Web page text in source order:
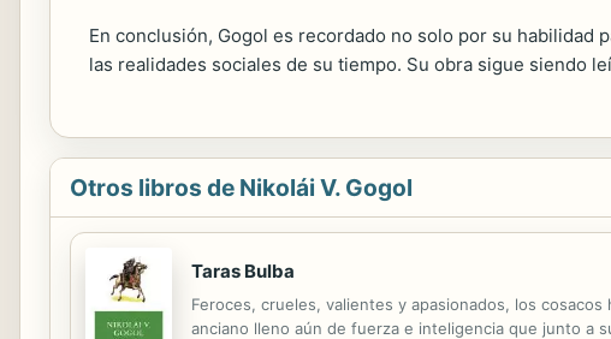
En conclusión, Gogol es recordado no solo por su habilidad
las realidades sociales de su tiempo. Su obra sigue siendo
Otros libros de Nikolái V. Gogol
Taras Bulba
Feroces, crueles, valientes y apasionados, los
anciano lleno aún de fuerza e inteligencia que junto a